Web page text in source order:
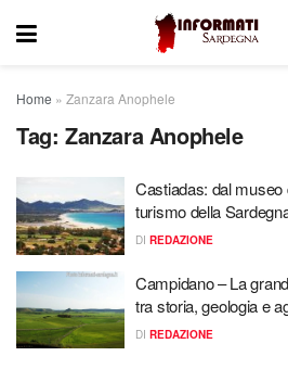
Home » Zanzara Anophele
Tag: Zanzara Anophele
Castiadas: dal
turismo della
DI REDAZIONE
Campidano – La
tra storia, geologia e
DI REDAZIONE